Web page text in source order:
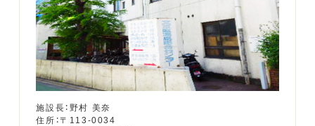
施設長：野村 美奈
住所：〒113-0034